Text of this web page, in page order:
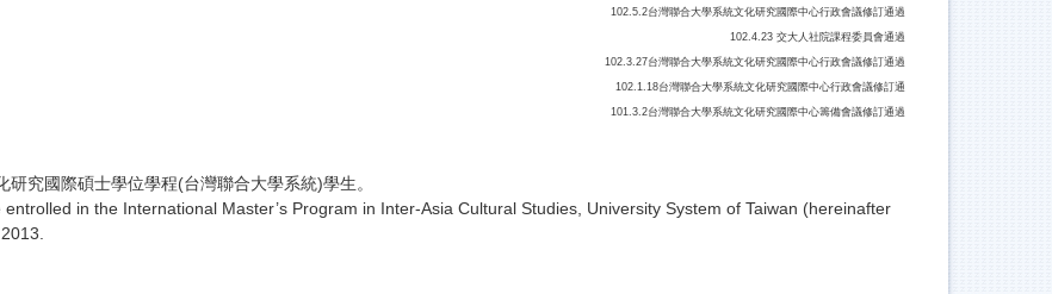
102.5.2台灣聯合大學系統文化研究國際中心行政會議修訂通過
102.4.23 交大人社院課程委員會通過
102.3.27台灣聯合大學系統文化研究國際中心行政會議修訂通過
102.1.18台灣聯合大學系統文化研究國際中心行政會議修訂通
101.3.2台灣聯合大學系統文化研究國際中心籌備會議修訂通過
究國際碩士學位學程(台灣聯合大學系統)學生。
in the International Master’s Program in Inter-Asia Cultural Studies, University System of Taiwan (hereinafter